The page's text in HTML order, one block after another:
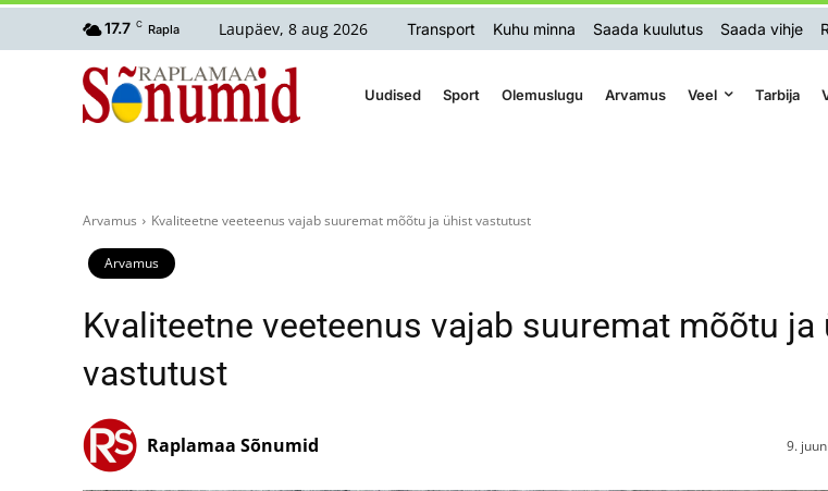
17.7 C Rapla Laupäev, 8 aug 2026 Transport Kuhu minna Saada kuulutus Saada vihje
Uudised Sport Olemuslugu Arvamus Veel Tarbija
Arvamus Kvaliteetne veeteenus vajab suuremat mõõtu ja ühist vastutust
Arvamus
Kvaliteetne veeteenus vajab suuremat mõõtu ja
vastutust
9.
Raplamaa Sõnumid